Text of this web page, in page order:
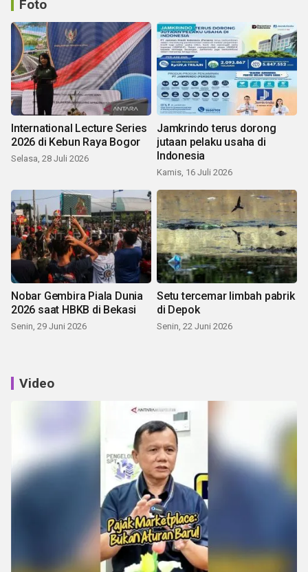
Foto
International Lecture Series
2026 di Kebun Raya Bogor
Selasa, 28 Juli 2026
Jamkrindo terus dorong
jutaan pelaku usaha di
Indonesia
Kamis, 16 Juli 2026
Nobar Gembira Piala Dunia
2026 saat HBKB di Bekasi
Senin, 29 Juni 2026
Setu tercemar limbah pabrik
di Depok
Senin, 22 Juni 2026
Video